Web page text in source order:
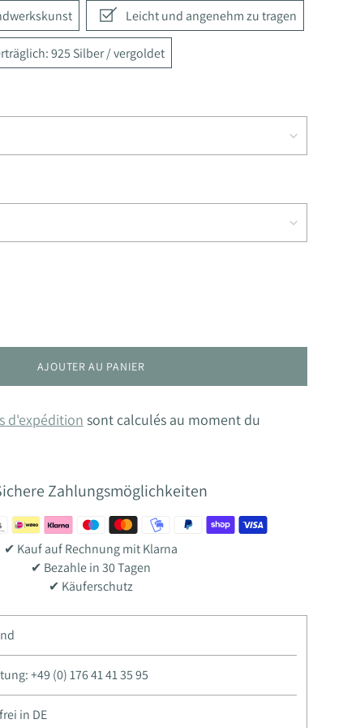
Leicht und angenehm zu tragen
925 Silber / vergoldet
AJOUTER AU PANIER
d'expédition sont calculés au moment du
Zahlungsmöglichkeiten
✔ Kauf auf Rechnung mit Klarna
✔ Bezahle in 30 Tagen
✔ Käuferschutz
+49 (0) 176 41 41 35 95
in DE